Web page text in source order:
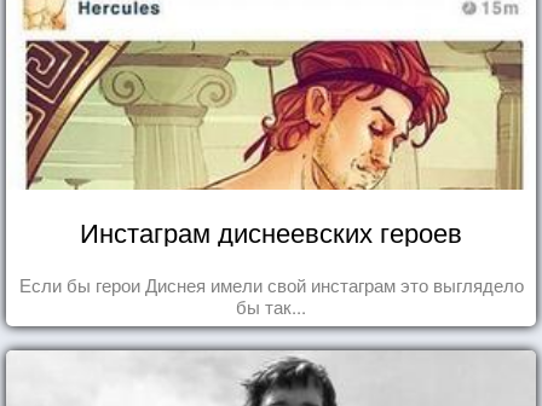
Инстаграм диснеевских героев
Если бы герои Диснея имели свой инстаграм это выглядело
бы так...